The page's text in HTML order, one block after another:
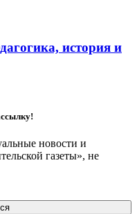
история и
новости и
газеты», не